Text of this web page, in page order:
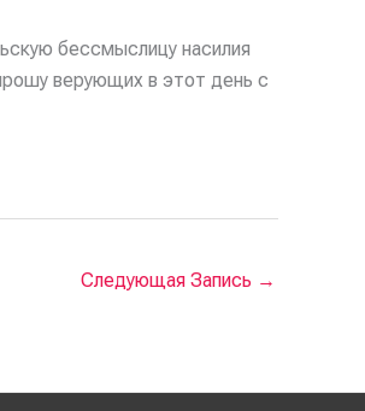
бессмыслицу насилия
верующих в этот день с
Следующая Запись →